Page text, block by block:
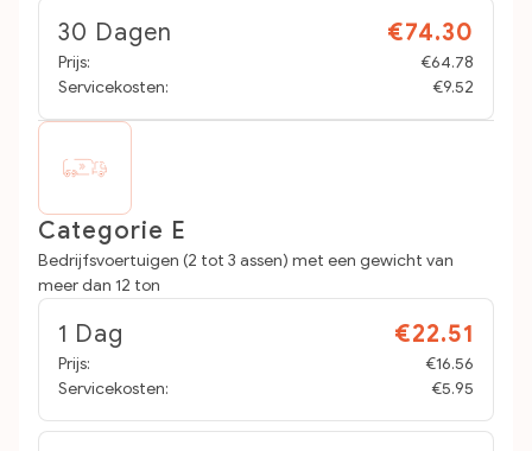
30 Dagen €74.30
Prijs:
€64.78
Servicekosten:
€9.52
Categorie E
Bedrijfsvoertuigen (2 tot 3 assen) met een gewicht van
meer dan 12 ton
1 Dag €22.51
Prijs:
€16.56
Servicekosten:
€5.95